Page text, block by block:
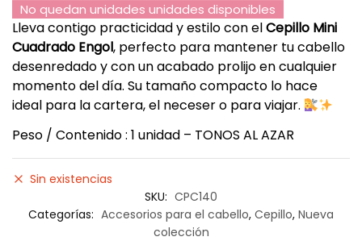
No quedan unidades unidades disponibles
Lleva contigo practicidad y estilo con elCepillo Mini
Cuadrado Engol, perfecto para mantener tu cabello
desenredado y con un acabado prolijo en cualquier
momento del día. Su tamaño compacto lo hace
ideal para la cartera, el neceser o para viajar.
Peso / Contenido : 1 unidad – TONOS AL AZAR
Sin existencias
SKU: CPC140
Categorías: Accesorios para el cabello, Cepillo, Nueva
colección